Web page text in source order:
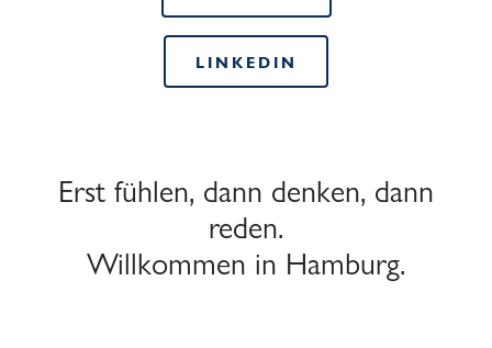
LINKEDIN
Erst fühlen, dann denken, dann
reden.
Willkommen in Hamburg.